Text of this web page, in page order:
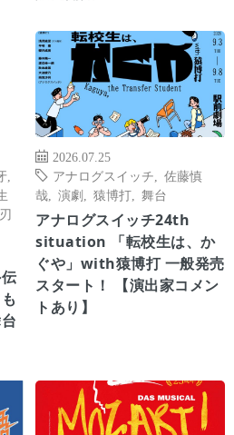
刃
2026.07.25
アナログスイッチ
佐藤慎
哉
演劇 猿博打 舞台
アナログスイッチ24th
situation 「転校生は、か
ぐや」with猿博打 一般発売
スタート！ 【演出家コメン
トあり】